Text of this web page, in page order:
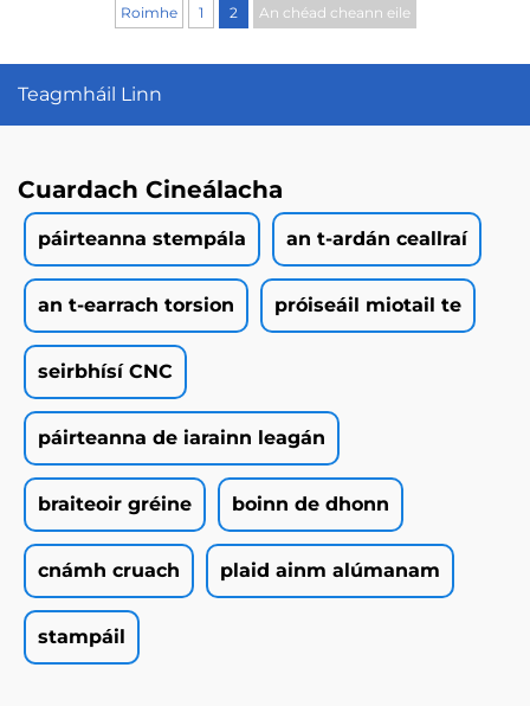
Roimhe 1 2 An chéad cheann eile
Teagmháil Linn
Cuardach Cineálacha
páirteanna stempála an t-ardán ceallraí
an t-earrach torsion próiseáil miotail te
seirbhísí CNC
páirteanna de iarainn leagán
braiteoir gréine boinn de dhonn
cnámh cruach plaid ainm alúmanam
stampáil